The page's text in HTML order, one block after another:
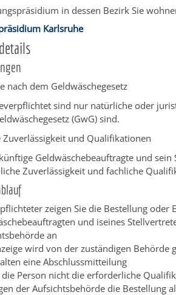
in dessen Bezirk Sie
Karlsruhe
nach dem Geldwäschegesetz
sind nur natürliche oder
(GwG) sind.
Zuverlässigkeit und Qualifikationen
Geldwäschebeauftragte und
Zuverlässigkeit und fachliche
zeigen Sie die Bestellung oder
und iseines
an
wird von der zuständigen Behörde
eine Abschlussmitteilung
die Person nicht die erforderliche
der Aufsichtsbehörde die Bestellung